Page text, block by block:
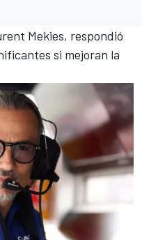
Mekies, respondió
si mejoran la